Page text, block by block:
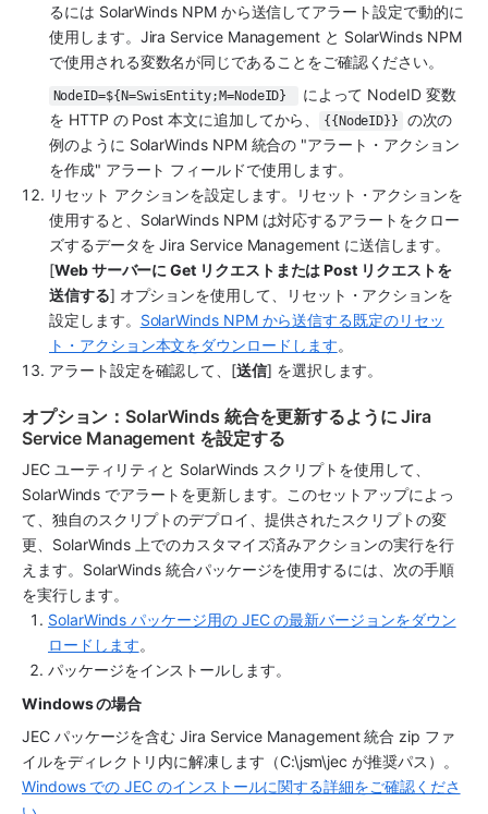
るには SolarWinds NPM から送信してアラート設定で動的に
使用します。Jira Service Management と SolarWinds NPM
で使用される変数名が同じであることをご確認ください。
NodeID=${N=SwisEntity;M=NodeID}
によって NodeID 変数
を HTTP の Post 本文に追加してから、
{{NodeID}}
の次の
例のように SolarWinds NPM 統合の "アラート・アクション
を作成" アラート フィールドで使用します。
リセット アクションを設定します。リセット・アクションを
使用すると、SolarWinds NPM は対応するアラートをクロー
ズするデータを Jira Service Management に送信します。
[Web サーバーに Get リクエストまたは Post リクエストを
送信する] オプションを使用して、リセット・アクションを
設定します。 SolarWinds NPM から送信する既定のリセッ
ト・アクション本文をダウンロードします。
アラート設定を確認して、[送信] を選択します。
オプション：SolarWinds 統合を更新するように Jira
Service Management を設定する
JEC ユーティリティと SolarWinds スクリプトを使用して、
SolarWinds でアラートを更新します。このセットアップによっ
て、独自のスクリプトのデプロイ、提供されたスクリプトの変
更、SolarWinds 上でのカスタマイズ済みアクションの実行を行
えます。SolarWinds 統合パッケージを使用するには、次の手順
を実行します。
SolarWinds パッケージ用の JEC の最新バージョンをダウン
ロードします。
パッケージをインストールします。
Windows の場合
JEC パッケージを含む Jira Service Management 統合 zip ファ
イルをディレクトリ内に解凍します（C:\jsm\jec が推奨パス）。
Windows での JEC のインストールに関する詳細をご確認くださ